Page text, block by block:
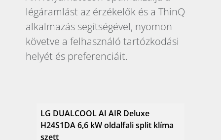
légáramlást az érzékelők és a ThinQ
alkalmazás segítségével, nyomon
követve a felhasználó tartózkodási
helyét és preferenciáit.
LG DUALCOOL AI AIR Deluxe
H24S1DA 6,6 kW oldalfali split klíma
szett